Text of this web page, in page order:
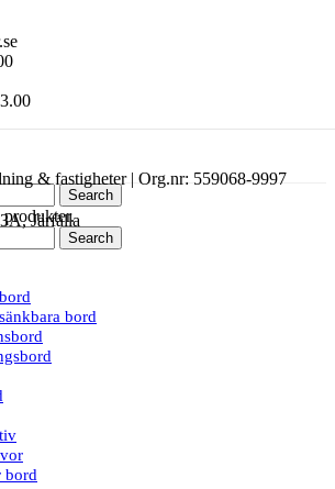
& fastigheter | Org.nr: 559068-9997
Järfälla
Search
Search
bord
bord